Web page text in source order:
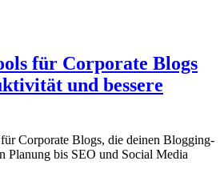
für Corporate Blogs
und bessere
Corporate Blogs, die deinen Blogging-
Planung bis SEO und Social Media